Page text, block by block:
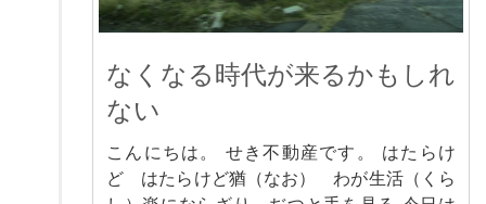
なくなる時代が来るかもしれ
ない
こんにちは。 せき不動産です。 はたらけ
ど はたらけど猶（なお） わが生活（くら